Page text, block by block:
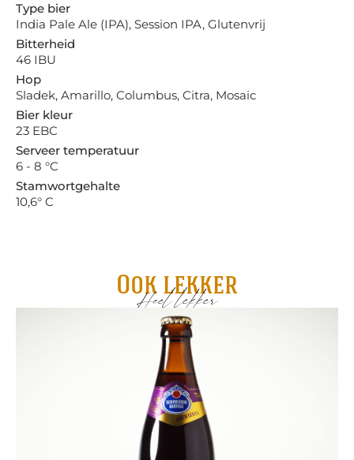
Type bier
India Pale Ale (IPA), Session IPA, Glutenvrij
Bitterheid
46 IBU
Hop
Sladek, Amarillo, Columbus, Citra, Mosaic
Bier kleur
23 EBC
Serveer temperatuur
6 - 8 °C
Stamwortgehalte
10,6° C
Ook lekker
Heel lekker